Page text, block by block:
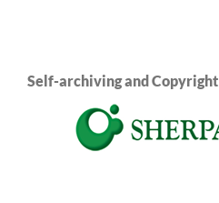
Self-archiving and Copyright